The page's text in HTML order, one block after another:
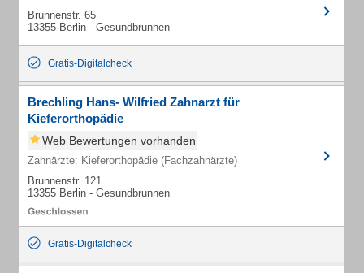
Brunnenstr. 65
13355 Berlin - Gesundbrunnen
Gratis-Digitalcheck
Brechling Hans- Wilfried Zahnarzt für
Kieferorthopädie
Web Bewertungen vorhanden
Zahnärzte: Kieferorthopädie (Fachzahnärzte)
Brunnenstr. 121
13355 Berlin - Gesundbrunnen
Gratis-Digitalcheck